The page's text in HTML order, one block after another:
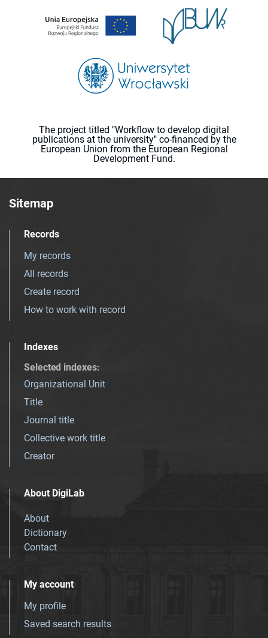
The project titled "Workflow to develop digital
publications at the university" co-financed by the
European Union from the European Regional
Development Fund.
Sitemap
Records
My records
All records
Create record
How to work with record
Indexes
Selected indexes:
Organizational Unit
Title
Journal title
Collective work title
Creator
About DigiLab
About
Dictionary
Contact
My account
My profile
Saved search results